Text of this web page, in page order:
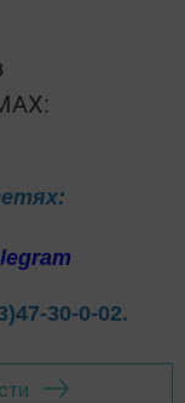
30-0-02.